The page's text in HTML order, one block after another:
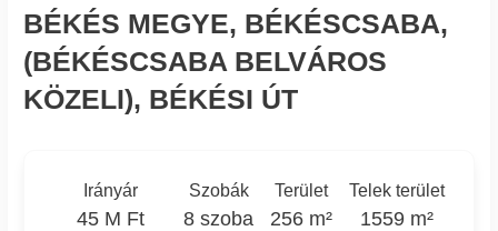
BÉKÉS MEGYE, BÉKÉSCSABA,
(BÉKÉSCSABA BELVÁROS
KÖZELI), BÉKÉSI ÚT
Irányár
45 M Ft
Szobák
8 szoba
Terület
256 m²
Telek terület
1559 m²